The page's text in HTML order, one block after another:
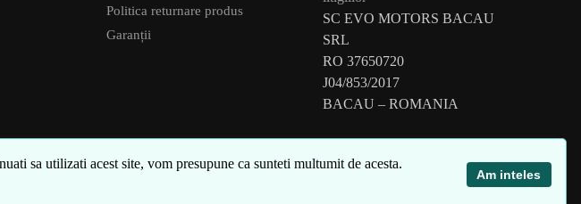
sa utilizati acest site, vom presupune ca sunteti multumit de acesta.
Am inteles
Politica returnare produs
Garanții
SC EVO MOTORS BACAU
SRL
RO 37650720
J04/853/2017
BACAU – ROMANIA